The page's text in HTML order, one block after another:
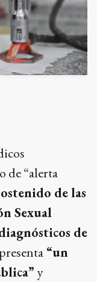
de “alerta
de las
Sexual
de
“un
y